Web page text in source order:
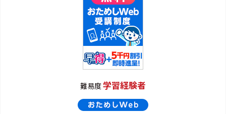
難易度学習経験者